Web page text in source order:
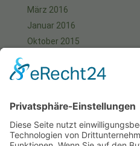
März 2016
Januar 2016
Oktober 2015
August 2015
Juni 2015
Mai 2015
April 2015